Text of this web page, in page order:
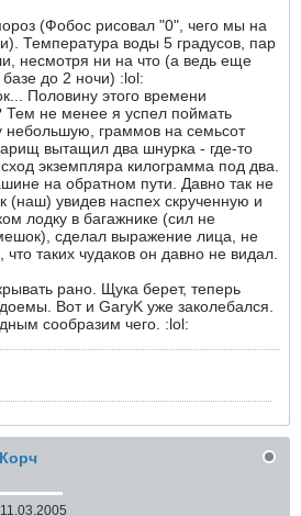
(Фобос рисовал "0", чего мы на
Температура воды 5 градусов, пар
несмотря ни на что (а ведь еще
до 2 ночи) :lol:
Половину этого времени
Тем не менее я успел поймать
небольшую, граммов на семьсот
вытащил два шнурка - где-то
экземпляра килограмма под два.
на обратном пути. Давно так не
(наш) увидев наспех скрученную и
лодку в багажнике (сил не
сделал выражение лица, не
таких чудаков он давно не видал.
рано. Щука берет, теперь
Вот и GaryK уже заколебался.
сообразим чего. :lol:
11.03.2005